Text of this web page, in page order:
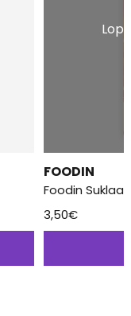
FOODIN
3,50€